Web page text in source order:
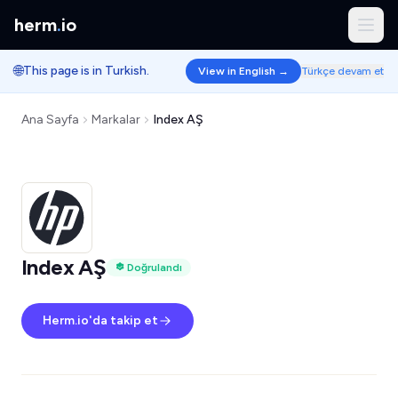
herm.io
🌐This page is in Turkish. View in English → Türkçe devam et
Ana Sayfa Markalar Index AŞ
Index AŞ Doğrulandı
Herm.io'da takip et